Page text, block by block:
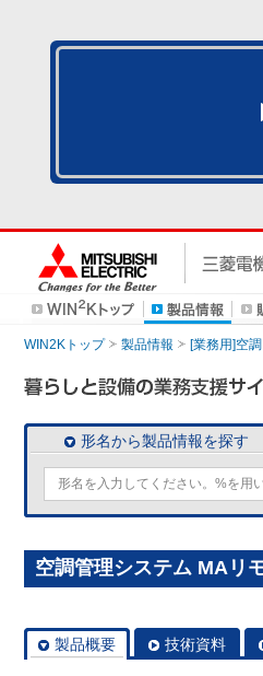
WIN2Kトップ 製品情報 [業務用]空
形名から製品情報を探す
空調管理システム MAリ
製品概要 技術資料